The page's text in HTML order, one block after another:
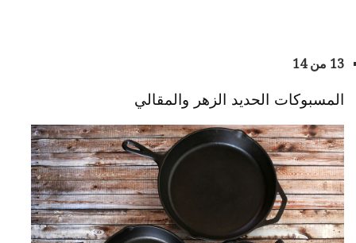
13 من 14
المسبوكات الحديد الزهر والمقالي